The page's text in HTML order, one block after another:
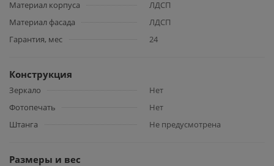
Материал корпуса
ЛДСП
Материал фасада
ЛДСП
Гарантия, мес
24
Конструкция
Зеркало
Нет
Фотопечать
Нет
Штанга
Не предусмотрена
Размеры и вес